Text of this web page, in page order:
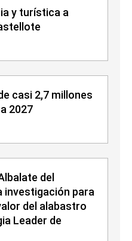
y turística a
casi 2,7 millones
2027
del
investigación para
del alabastro
Leader de